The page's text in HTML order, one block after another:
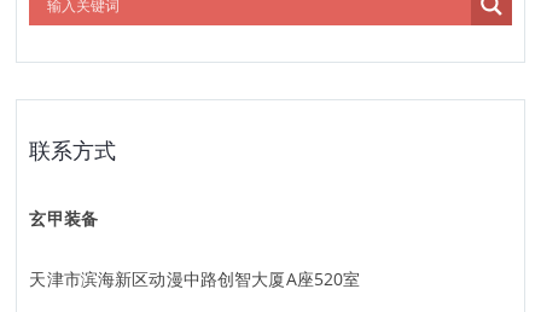
联系方式
玄甲装备
天津市滨海新区动漫中路创智大厦A座520室